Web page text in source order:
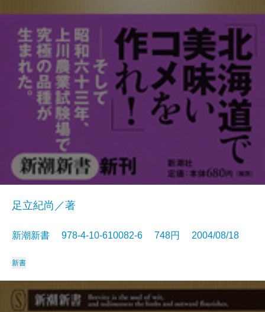
足立紀尚／著
新潮新書 978-4-10-610082-6 748円 2004/08/18
新書